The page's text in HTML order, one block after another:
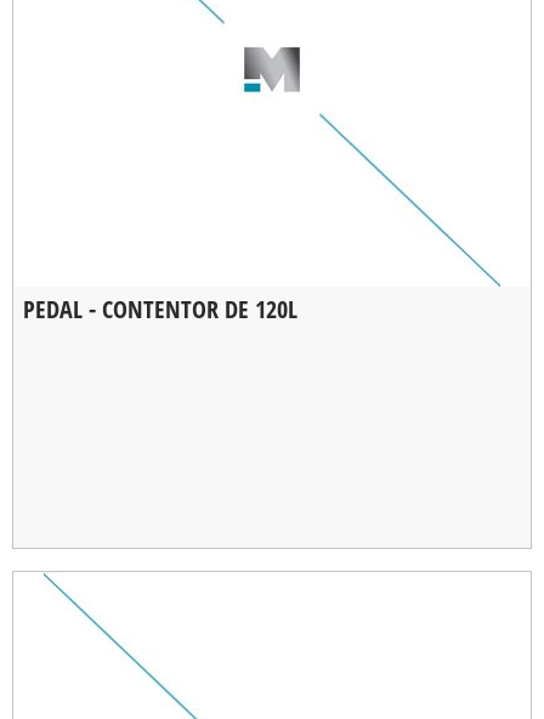
PEDAL - CONTENTOR DE 120L